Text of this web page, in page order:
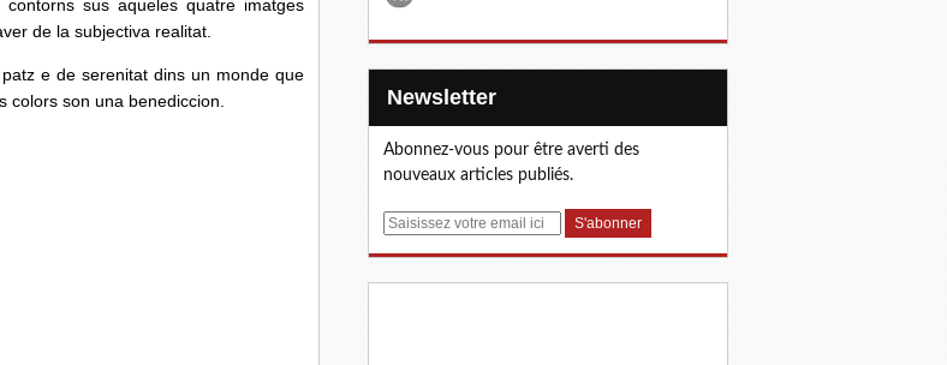
sus aqueles quatre imatges
de la subjectiva realitat.
e de serenitat dins un monde que
colors son una benediccion.
Newsletter
Abonnez-vous pour être averti des
nouveaux articles publiés.
E